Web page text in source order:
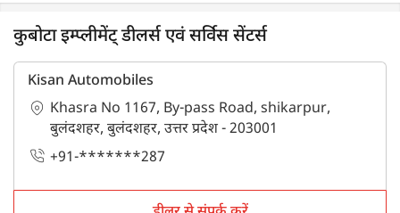
कुबोटा इम्प्लीमेंट् डीलर्स एवं सर्विस सेंटर्स
Kisan Automobiles
Khasra No 1167, By-pass Road, shikarpur,
बुलंदशहर, बुलंदशहर, उत्तर प्रदेश - 203001
+91-*******287